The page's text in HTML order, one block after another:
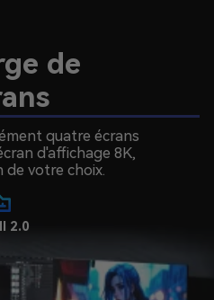
de
quatre écrans
d'affichage 8K,
de votre choix.
2.0